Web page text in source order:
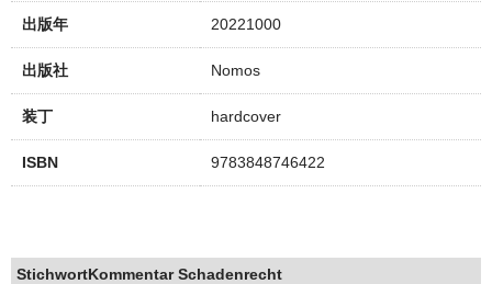
出版年 20221000
出版社 Nomos
装丁 hardcover
ISBN 9783848746422
StichwortKommentar Schadenrecht